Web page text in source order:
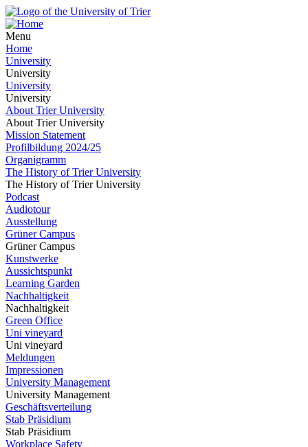
Menu
Home
University
University
University
University
About Trier University
About Trier University
Mission Statement
Profilbildung 2024/25
Organigramm
The History of Trier University
The History of Trier University
Podcast
Audiotour
Ausstellung
Grüner Campus
Grüner Campus
Kunstwerke
Aussichtspunkt
Learning Garden
Nachhaltigkeit
Nachhaltigkeit
Green Office
Uni vineyard
Uni vineyard
Meldungen
Impressionen
University Management
University Management
Geschäftsverteilung
Stab Präsidium
Stab Präsidium
Workplace Safety